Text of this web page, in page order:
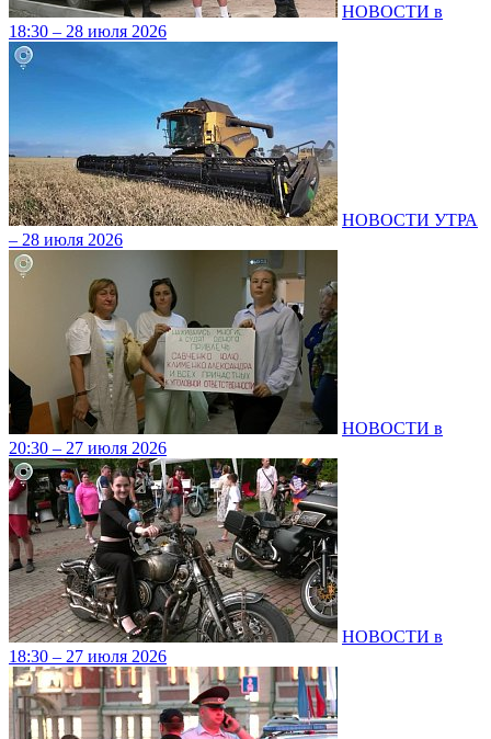
НОВОСТИ в
18:30 – 28 июля 2026
НОВОСТИ УТРА
– 28 июля 2026
НОВОСТИ в
20:30 – 27 июля 2026
НОВОСТИ в
18:30 – 27 июля 2026